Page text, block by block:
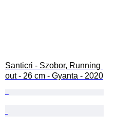
Santicri - Szobor, Running
out - 26 cm - Gyanta - 2020